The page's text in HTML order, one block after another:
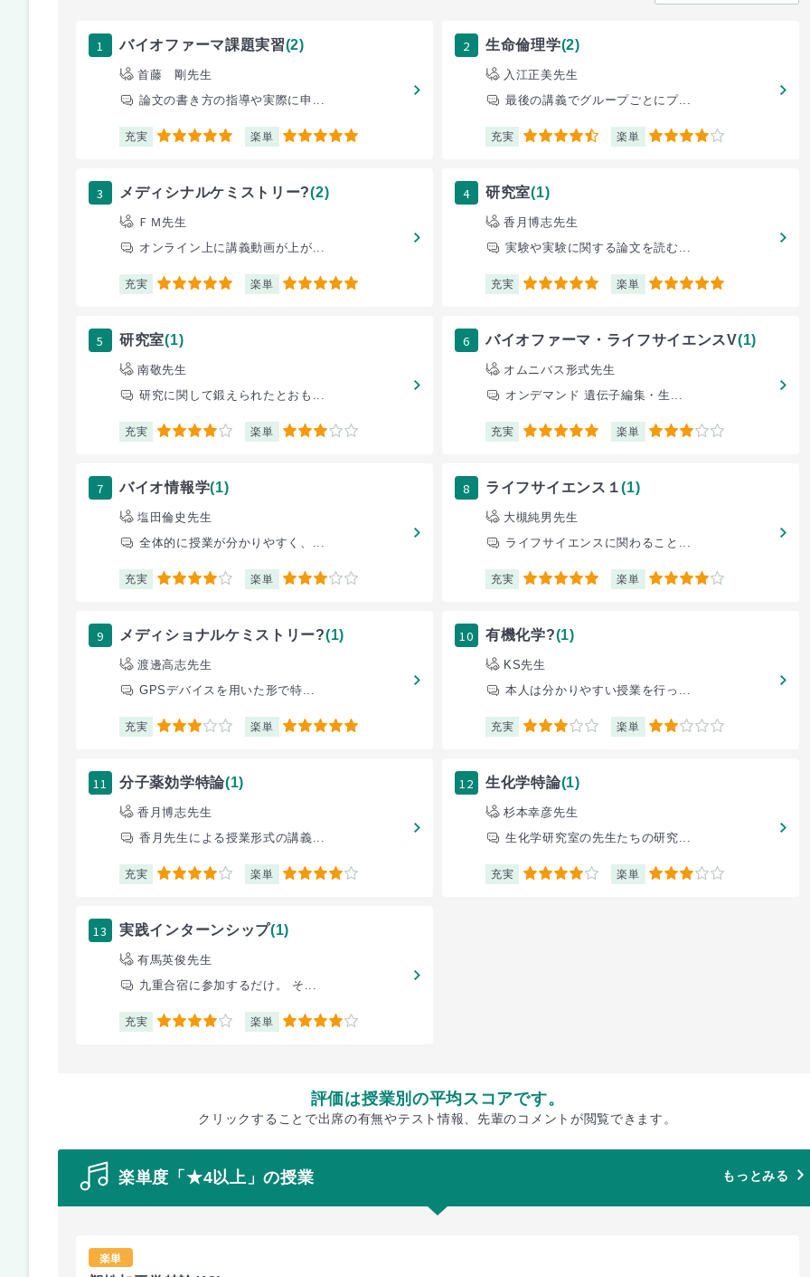
1 バイオファーマ課題実習(2)
首藤 剛先生
論文の書き方の指導や実際に申...
充実 5 楽単 5
2 生命倫理学(2)
入江正美先生
最後の講義でグループごとにプ...
充実 4.5 楽単 4
3 メディシナルケミストリー?(2)
ＦＭ先生
オンライン上に講義動画が上が...
充実 5 楽単 5
4 研究室(1)
香月博志先生
実験や実験に関する論文を読む...
充実 5 楽単 5
5 研究室(1)
南敬先生
研究に関して鍛えられたとおも...
充実 4 楽単 3
6 バイオファーマ・ライフサイエンスV(1)
オムニバス形式先生
オンデマンド 遺伝子編集・生...
充実 5 楽単 3
7 バイオ情報学(1)
塩田倫史先生
全体的に授業が分かりやすく、...
充実 4 楽単 3
8 ライフサイエンス１(1)
大槻純男先生
ライフサイエンスに関わること...
充実 5 楽単 4
9 メディショナルケミストリー?(1)
渡邊高志先生
GPSデバイスを用いた形で特...
充実 3 楽単 5
10 有機化学?(1)
KS先生
本人は分かりやすい授業を行っ...
充実 3 楽単 2
11 分子薬効学特論(1)
香月博志先生
香月先生による授業形式の講義...
充実 4 楽単 4
12 生化学特論(1)
杉本幸彦先生
生化学研究室の先生たちの研究...
充実 4 楽単 3
13 実践インターンシップ(1)
有馬英俊先生
九重合宿に参加するだけ。 そ...
充実 4 楽単 4
評価は授業別の平均スコアです。
クリックすることで出席の有無やテスト情報、先輩のコメントが閲覧できます。
楽単度「★4以上」の授業 もっとみる
楽単